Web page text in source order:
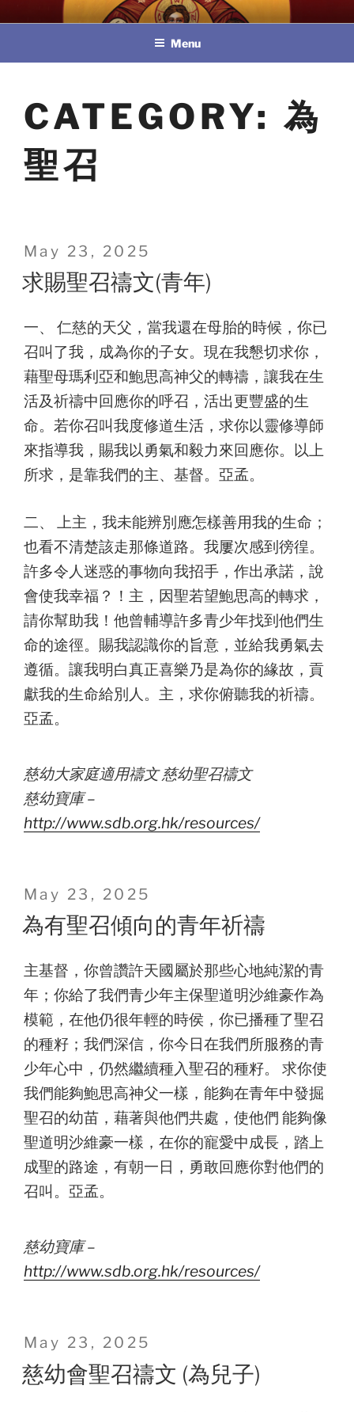
to
教區婚姻與家庭牧民委員會
Menu
CATEGORY: 為
聖召
Posted
on
May 23, 2025
求賜聖召禱文(青年)
一、 仁慈的天父，當我還在母胎的時候，你已
召叫了我，成為你的子女。現在我懇切求你，
藉聖母瑪利亞和鮑思高神父的轉禱，讓我在生
活及祈禱中回應你的呼召，活出更豐盛的生
命。若你召叫我度修道生活，求你以靈修導師
來指導我，賜我以勇氣和毅力來回應你。以上
所求，是靠我們的主、基督。亞孟。
二、 上主，我未能辨別應怎樣善用我的生命；
也看不清楚該走那條道路。我屢次感到徬徨。
許多令人迷惑的事物向我招手，作出承諾，說
會使我幸福？！主，因聖若望鮑思高的轉求，
請你幫助我！他曾輔導許多青少年找到他們生
命的途徑。賜我認識你的旨意，並給我勇氣去
遵循。讓我明白真正喜樂乃是為你的緣故，貢
獻我的生命給別人。主，求你俯聽我的祈禱。
亞孟。
慈幼大家庭適用禱文 慈幼聖召禱文
慈幼寶庫 –
http://www.sdb.org.hk/resources/
Posted
on
May 23, 2025
為有聖召傾向的青年祈禱
主基督，你曾讚許天國屬於那些心地純潔的青
年；你給了我們青少年主保聖道明沙維豪作為
模範，在他仍很年輕的時侯，你已播種了聖召
的種籽；我們深信，你今日在我們所服務的青
少年心中，仍然繼續種入聖召的種籽。 求你使
我們能夠鮑思高神父一樣，能夠在青年中發掘
聖召的幼苗，藉著與他們共處，使他們 能夠像
聖道明沙維豪一樣，在你的寵愛中成長，踏上
成聖的路途，有朝一日，勇敢回應你對他們的
召叫。亞孟。
慈幼寶庫 –
http://www.sdb.org.hk/resources/
Posted
on
May 23, 2025
慈幼會聖召禱文 (為兒子)